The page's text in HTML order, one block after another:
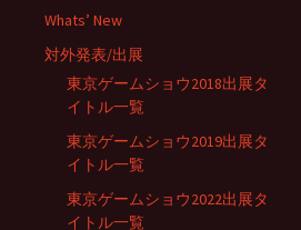
ーWhats’ New
対外発表/出展
東京ゲームショウ2018出展タ
イトル一覧
東京ゲームショウ2019出展タ
イトル一覧
東京ゲームショウ2022出展タ
イトル一覧